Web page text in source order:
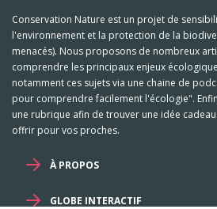
Conservation Nature est un projet de
l'environnement et la protection de la
menacés). Nous proposons de nombreux
comprendre les principaux enjeux
notamment ces sujets via une chaine de
pour comprendre facilement l'écologie".
une rubrique afin de trouver une idée
offrir pour vos proches.
À PROPOS
GLOBE INTERACTIF